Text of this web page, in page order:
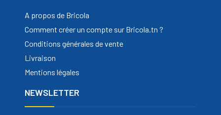
A propos de Bricola
Comment créer un compte sur Bricola.tn ?
Conditions générales de vente
Livraison
Mentions légales
NEWSLETTER